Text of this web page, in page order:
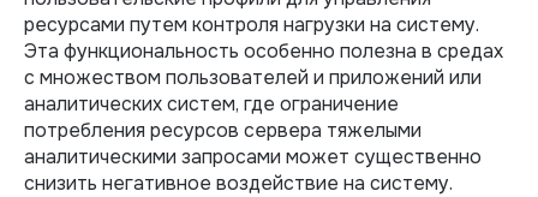
ресурсами путем контроля нагрузки на систему.
Эта функциональность особенно полезна в средах
с множеством пользователей и приложений или
аналитических систем, где ограничение
потребления ресурсов сервера тяжелыми
аналитическими запросами может существенно
снизить негативное воздействие на систему.